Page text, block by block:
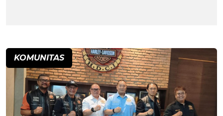
KOMUNITAS